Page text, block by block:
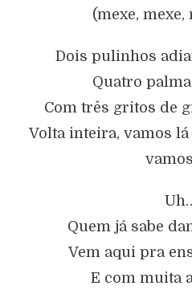
(mexe, mexe,
Dois pulinhos
Quatro
Com três gritos de
Volta inteira, vamos
Quem já sabe
Vem aqui pra
E com muita